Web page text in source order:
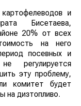
и
Бисетаева,
20% от всех
на него
посевных и
регулируется
эту проблему,
комитет будет
на дизтопливо.